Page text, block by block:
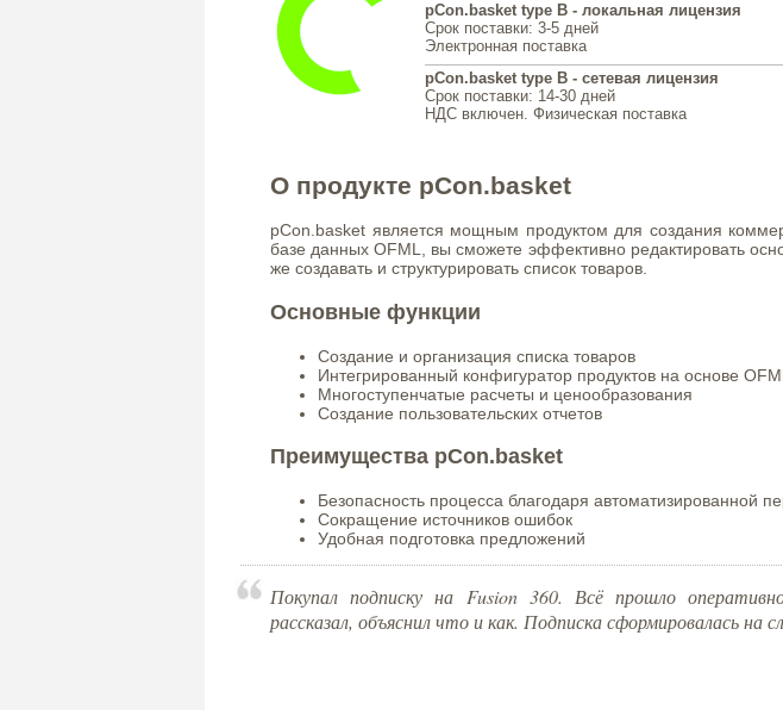
pCon.basket type B - локальная лицензия
Срок поставки: 3-5 дней
Электронная поставка
pCon.basket type B - сетевая лицензия
Срок поставки: 14-30 дней
НДС включен. Физическая поставка
О продукте pCon.basket
pCon.basket является мощным продуктом для создания
базе данных OFML, вы сможете эффективно редактировать
же создавать и структурировать список товаров.
Основные функции
Создание и организация списка товаров
Интегрированный конфигуратор продуктов на основе
Многоступенчатые расчеты и ценообразования
Создание пользовательских отчетов
Преимущества pCon.basket
Безопасность процесса благодаря автоматизированной
Сокращение источников ошибок
Удобная подготовка предложений
Покупал подписку на Fusion 360. Всё прошло
рассказал, объяснил что и как. Подписка сформировалась на